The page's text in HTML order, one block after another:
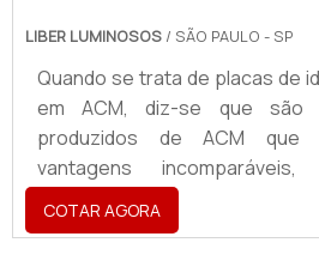
LIBER LUMINOSOS / SÃO PAULO - SP
Quando se trata de placas de
em ACM, diz-se que são
produzidos de ACM que
vantagens
aplicabilidade em atestar a
de uma marca, sendo
COTAR AGORA